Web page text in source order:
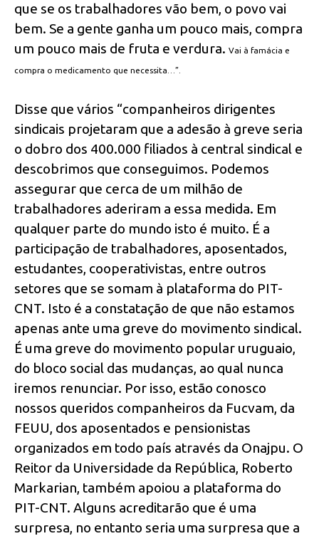
que se os trabalhadores vão bem, o povo vai
bem. Se a gente ganha um pouco mais, compra
um pouco mais de fruta e verdura. Vai à famácia e
compra o medicamento que necessita…”.
Disse que vários “companheiros dirigentes
sindicais projetaram que a adesão à greve seria
o dobro dos 400.000 filiados à central sindical e
descobrimos que conseguimos. Podemos
assegurar que cerca de um milhão de
trabalhadores aderiram a essa medida. Em
qualquer parte do mundo isto é muito. É a
participação de trabalhadores, aposentados,
estudantes, cooperativistas, entre outros
setores que se somam à plataforma do PIT-
CNT. Isto é a constatação de que não estamos
apenas ante uma greve do movimento sindical.
É uma greve do movimento popular uruguaio,
do bloco social das mudanças, ao qual nunca
iremos renunciar. Por isso, estão conosco
nossos queridos companheiros da Fucvam, da
FEUU, dos aposentados e pensionistas
organizados em todo país através da Onajpu. O
Reitor da Universidade da República, Roberto
Markarian, também apoiou a plataforma do
PIT-CNT. Alguns acreditarão que é uma
surpresa, no entanto seria uma surpresa que a